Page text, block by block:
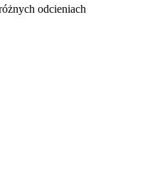
odcieniach